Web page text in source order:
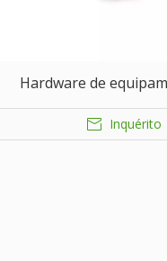
Hardware de
serviço de
ajustável
Inquérito